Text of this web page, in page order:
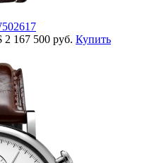
2 167 500 руб. Купить